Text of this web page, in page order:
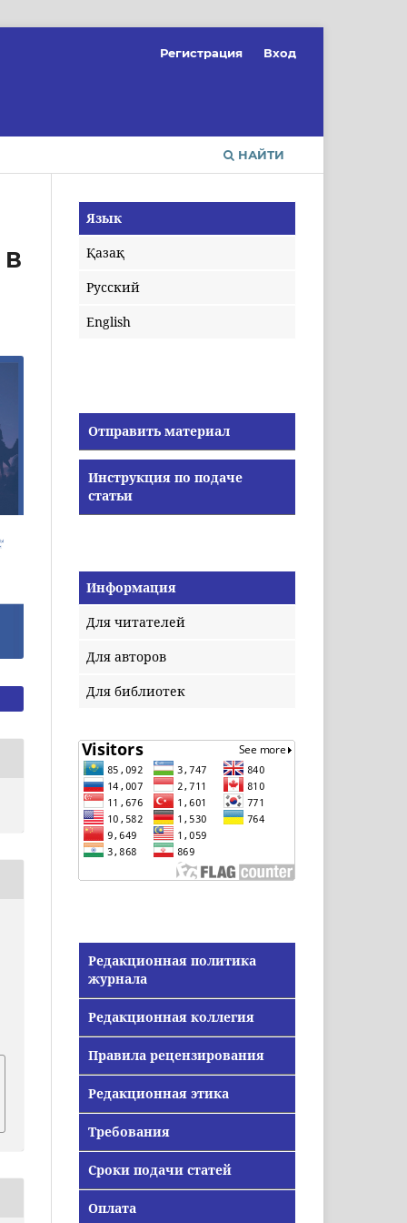
НАЙТИ
Регистрация Вход
Язык
Қазақ
Русский
English
Отправить материал
Инструкция по подаче
статьи
Информация
Для читателей
Для авторов
Для библиотек
Редакционная политика
журнала
Редакционная коллегия
Правила рецензирования
Редакционная этика
Требования
Сроки подачи статей
Оплата